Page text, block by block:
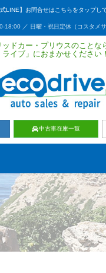
式LINE】お問合せはこちらをタップし
18:00 ／ 日曜・祝日定休（コスタメサ
ドカー・プリウスのことな
ライブ」におまかせください！
中古車在庫一覧